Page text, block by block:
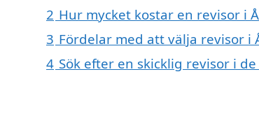
2 Hur mycket kostar en revisor i
3 Fördelar med att välja revisor i
4 Sök efter en skicklig revisor i